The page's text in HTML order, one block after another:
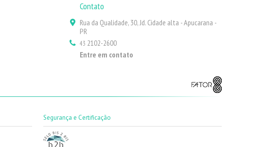
Contato
Rua da Qualidade, 30, Jd. Cidade alta - Apucarana -
PR
43 2102-2600
Entre em contato
Segurança e Certificação